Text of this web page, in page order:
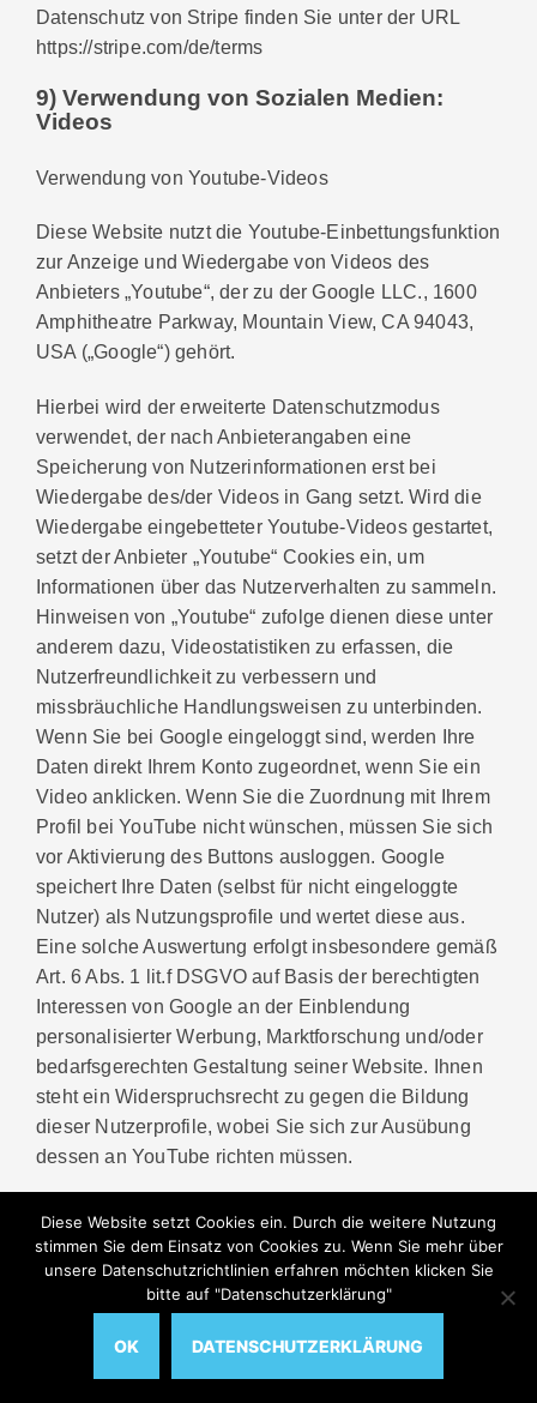
Datenschutz von Stripe finden Sie unter der URL
https://stripe.com/de/terms
9) Verwendung von Sozialen Medien:
Videos
Verwendung von Youtube-Videos
Diese Website nutzt die Youtube-Einbettungsfunktion
zur Anzeige und Wiedergabe von Videos des
Anbieters „Youtube“, der zu der Google LLC., 1600
Amphitheatre Parkway, Mountain View, CA 94043,
USA („Google“) gehört.
Hierbei wird der erweiterte Datenschutzmodus
verwendet, der nach Anbieterangaben eine
Speicherung von Nutzerinformationen erst bei
Wiedergabe des/der Videos in Gang setzt. Wird die
Wiedergabe eingebetteter Youtube-Videos gestartet,
setzt der Anbieter „Youtube“ Cookies ein, um
Informationen über das Nutzerverhalten zu sammeln.
Hinweisen von „Youtube“ zufolge dienen diese unter
anderem dazu, Videostatistiken zu erfassen, die
Nutzerfreundlichkeit zu verbessern und
missbräuchliche Handlungsweisen zu unterbinden.
Wenn Sie bei Google eingeloggt sind, werden Ihre
Daten direkt Ihrem Konto zugeordnet, wenn Sie ein
Video anklicken. Wenn Sie die Zuordnung mit Ihrem
Profil bei YouTube nicht wünschen, müssen Sie sich
vor Aktivierung des Buttons ausloggen. Google
speichert Ihre Daten (selbst für nicht eingeloggte
Nutzer) als Nutzungsprofile und wertet diese aus.
Eine solche Auswertung erfolgt insbesondere gemäß
Art. 6 Abs. 1 lit.f DSGVO auf Basis der berechtigten
Interessen von Google an der Einblendung
personalisierter Werbung, Marktforschung und/oder
bedarfsgerechten Gestaltung seiner Website. Ihnen
steht ein Widerspruchsrecht zu gegen die Bildung
dieser Nutzerprofile, wobei Sie sich zur Ausübung
dessen an YouTube richten müssen.
Videos wird bei jedem Aufruf dieser Website eine
Verbindung zum Google-Netzwerk „DoubleClick“
aufgenommen, was ohne unseren Einfluss weitere
Google LLC mit Sitz in den USA ist für das us-
Diese Website setzt Cookies ein. Durch die weitere Nutzung
stimmen Sie dem Einsatz von Cookies zu. Wenn Sie mehr über
unsere Datenschutzrichtlinien erfahren möchten klicken Sie
bitte auf "Datenschutzerklärung"
OK DATENSCHUTZERKLÄRUNG